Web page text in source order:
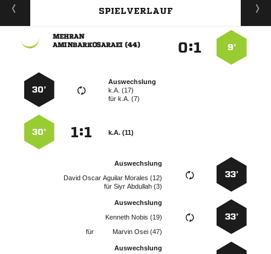
SPIELVERLAUF
9’
:

 
Auswechslung
k.A. (17)
fürk.A. (7)
30’
k.A. (11)
:
30’
33’
Auswechslung
    
für  
33’
Auswechslung
  
für
  
Auswechslung